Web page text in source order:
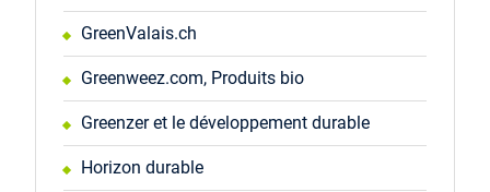
GreenValais.ch
Greenweez.com, Produits bio
Greenzer et le développement durable
Horizon durable